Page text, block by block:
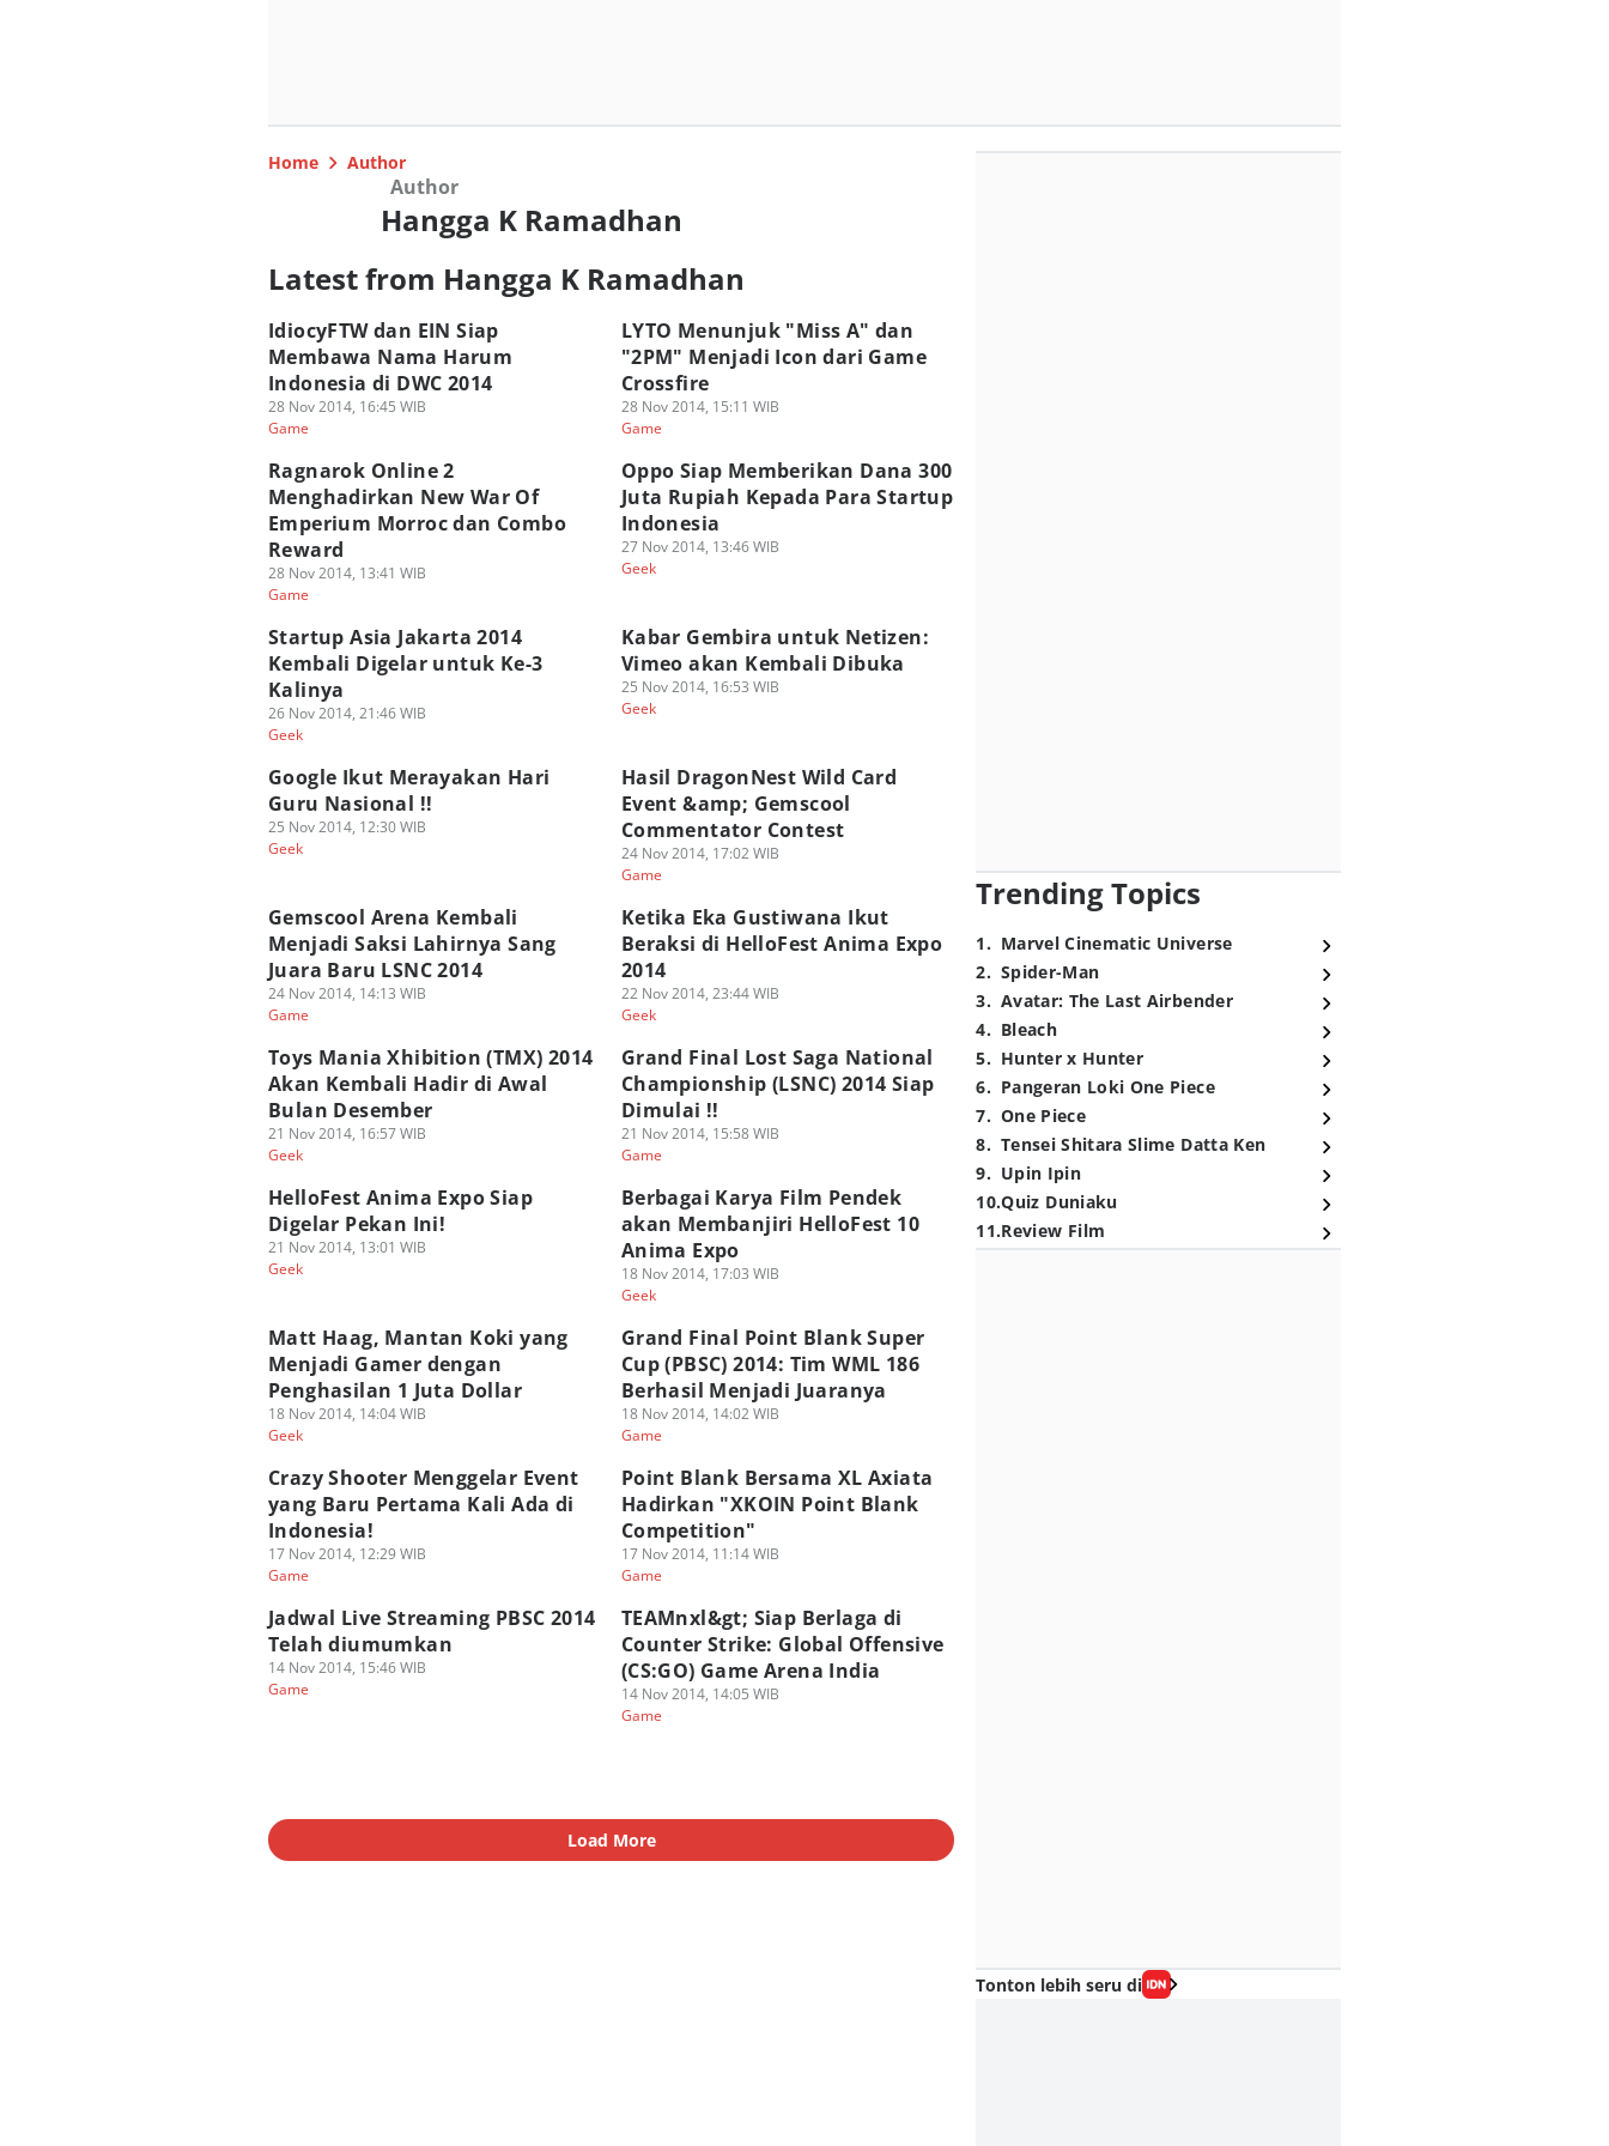
Home Author
Author
Hangga K Ramadhan
Latest from Hangga K Ramadhan
IdiocyFTW dan EIN Siap
Membawa Nama Harum
Indonesia di DWC 2014
28 Nov 2014, 16:45 WIB
Game
LYTO Menunjuk "Miss A" dan
"2PM" Menjadi Icon dari Game
Crossfire
28 Nov 2014, 15:11 WIB
Game
Ragnarok Online 2
Menghadirkan New War Of
Emperium Morroc dan Combo
Reward
28 Nov 2014, 13:41 WIB
Game
Oppo Siap Memberikan Dana 300
Juta Rupiah Kepada Para Startup
Indonesia
27 Nov 2014, 13:46 WIB
Geek
Startup Asia Jakarta 2014
Kembali Digelar untuk Ke-3
Kalinya
26 Nov 2014, 21:46 WIB
Geek
Kabar Gembira untuk Netizen:
Vimeo akan Kembali Dibuka
25 Nov 2014, 16:53 WIB
Geek
Google Ikut Merayakan Hari
Guru Nasional !!
25 Nov 2014, 12:30 WIB
Geek
Hasil DragonNest Wild Card
Event &amp; Gemscool
Commentator Contest
24 Nov 2014, 17:02 WIB
Game
Gemscool Arena Kembali
Menjadi Saksi Lahirnya Sang
Juara Baru LSNC 2014
24 Nov 2014, 14:13 WIB
Game
Ketika Eka Gustiwana Ikut
Beraksi di HelloFest Anima Expo
2014
22 Nov 2014, 23:44 WIB
Geek
Toys Mania Xhibition (TMX) 2014
Akan Kembali Hadir di Awal
Bulan Desember
21 Nov 2014, 16:57 WIB
Geek
Grand Final Lost Saga National
Championship (LSNC) 2014 Siap
Dimulai !!
21 Nov 2014, 15:58 WIB
Game
HelloFest Anima Expo Siap
Digelar Pekan Ini!
21 Nov 2014, 13:01 WIB
Geek
Berbagai Karya Film Pendek
akan Membanjiri HelloFest 10
Anima Expo
18 Nov 2014, 17:03 WIB
Geek
Matt Haag, Mantan Koki yang
Menjadi Gamer dengan
Penghasilan 1 Juta Dollar
18 Nov 2014, 14:04 WIB
Geek
Grand Final Point Blank Super
Cup (PBSC) 2014: Tim WML 186
Berhasil Menjadi Juaranya
18 Nov 2014, 14:02 WIB
Game
Crazy Shooter Menggelar Event
yang Baru Pertama Kali Ada di
Indonesia!
17 Nov 2014, 12:29 WIB
Game
Point Blank Bersama XL Axiata
Hadirkan "XKOIN Point Blank
Competition"
17 Nov 2014, 11:14 WIB
Game
Jadwal Live Streaming PBSC 2014
Telah diumumkan
14 Nov 2014, 15:46 WIB
Game
TEAMnxl&gt; Siap Berlaga di
Counter Strike: Global Offensive
(CS:GO) Game Arena India
14 Nov 2014, 14:05 WIB
Game
Load More
Trending Topics
1. Marvel Cinematic Universe
2. Spider-Man
3. Avatar: The Last Airbender
4. Bleach
5. Hunter x Hunter
6. Pangeran Loki One Piece
7. One Piece
8. Tensei Shitara Slime Datta Ken
9. Upin Ipin
10.Quiz Duniaku
11.Review Film
Tonton lebih seru di